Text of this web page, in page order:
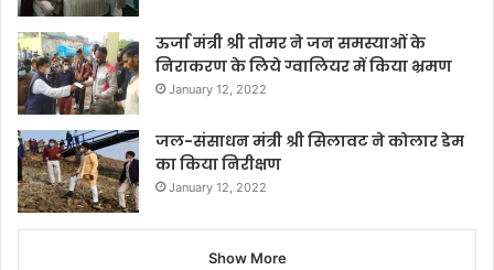
ऊर्जा मंत्री श्री तोमर ने जन समस्याओं के
निराकरण के लिये ग्वालियर में किया भ्रमण
January 12, 2022
जल-संसाधन मंत्री श्री सिलावट ने कोलार डेम
का किया निरीक्षण
January 12, 2022
Show More